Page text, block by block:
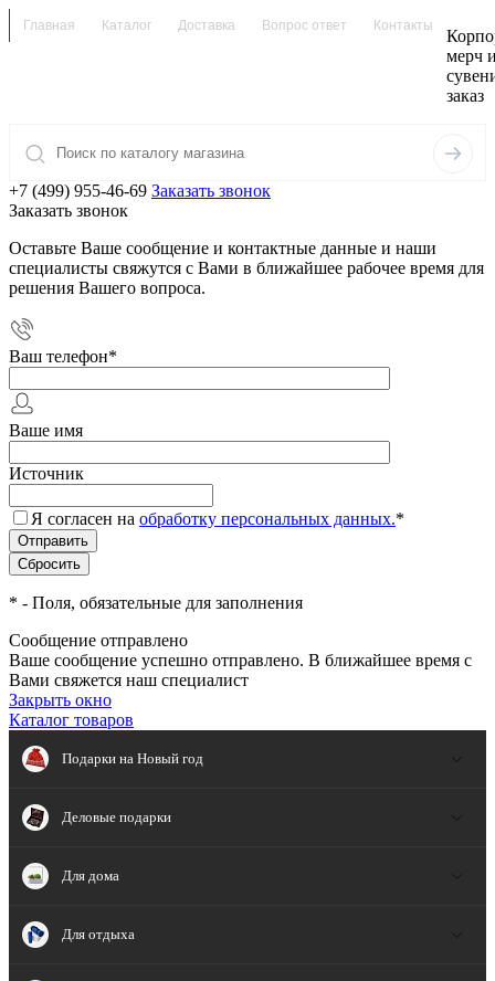
Главная Каталог Доставка Вопрос ответ Контакты
мерч
заказ
+7 (499) 955-46-69 Заказать звонок
Заказать звонок
Оставьте Ваше сообщение и контактные данные и наши
специалисты свяжутся с Вами в ближайшее рабочее время для
решения Вашего вопроса.
Ваш телефон*
Ваше имя
Источник
Я согласен на обработку персональных данных.*
* - Поля, обязательные для заполнения
Сообщение отправлено
Ваше сообщение успешно отправлено. В ближайшее время с
Вами свяжется наш специалист
Закрыть окно
Каталог товаров
Подарки на Новый год
Деловые подарки
Для дома
Для отдыха